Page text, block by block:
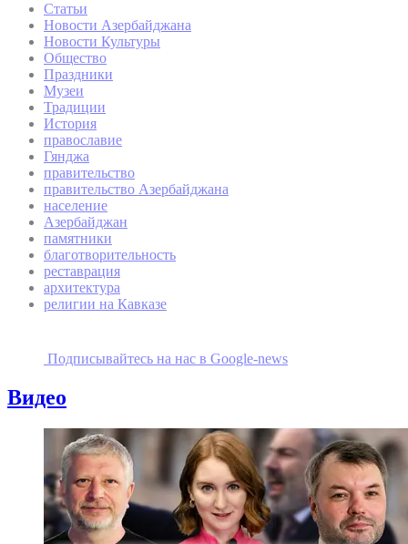
Статьи
Новости Азербайджана
Новости Культуры
Общество
Праздники
Музеи
Традиции
История
православие
Гянджа
правительство
правительство Азербайджана
население
Азербайджан
памятники
благотворительность
реставрация
архитектура
религии на Кавказе
Подписывайтесь на наc в Google-news
Видео